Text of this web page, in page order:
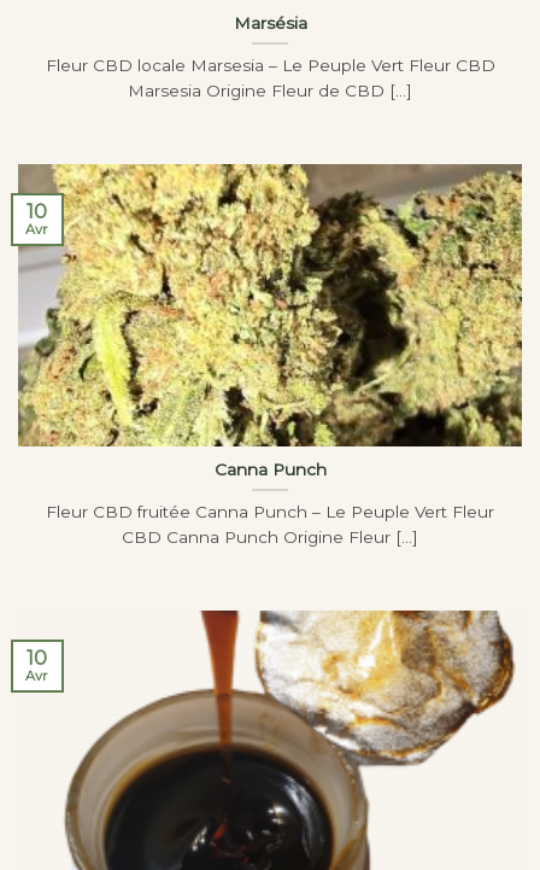
Marsésia
Fleur CBD locale Marsesia – Le Peuple Vert Fleur CBD
Marsesia Origine Fleur de CBD [...]
Canna Punch
Fleur CBD fruitée Canna Punch – Le Peuple Vert Fleur
CBD Canna Punch Origine Fleur [...]
10
Avr
10
Avr